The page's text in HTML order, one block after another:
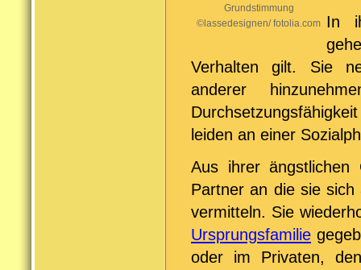
Grundstimmung
©lassedesignen/ fotolia.com In
Verhalten gilt. Sie
anderer
leiden an einer
Aus ihrer ängstlichen
Partner an die sie sich
vermitteln. Sie
Ursprungsfamilie
oder im Privaten,